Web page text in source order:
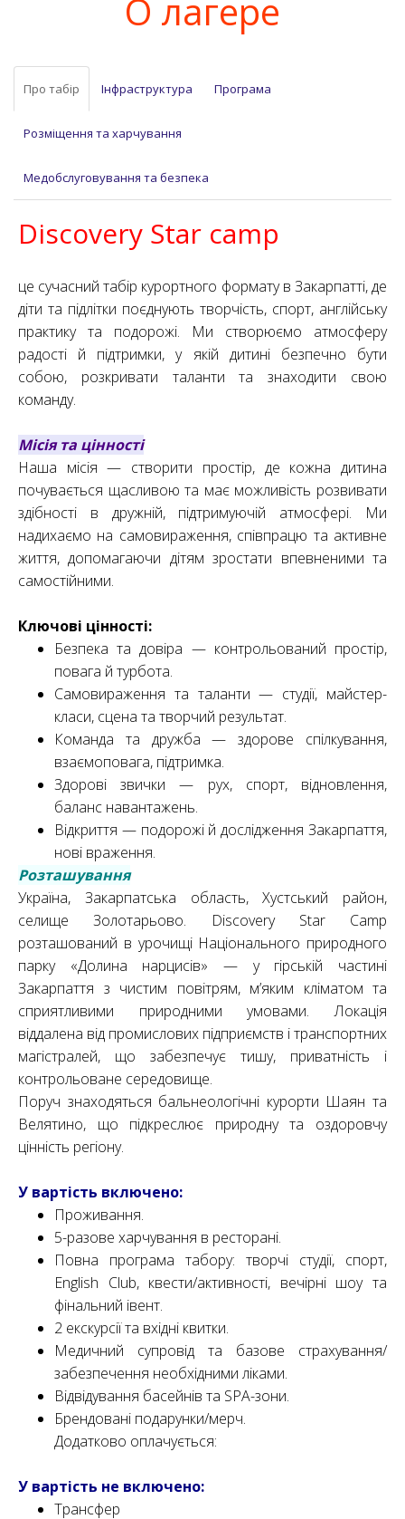
О лагере
Про табір Інфраструктура Програма
Розміщення та харчування
Медобслуговування та безпека
Discovery Star camp
це сучасний табір курортного формату в Закарпатті, де
діти та підлітки поєднують творчість, спорт, англійську
практику та подорожі. Ми створюємо атмосферу
радості й підтримки, у якій дитині безпечно бути
собою, розкривати таланти та знаходити свою
команду.
Місія та цінності
Наша місія — створити простір, де кожна дитина
почувається щасливою та має можливість розвивати
здібності в дружній, підтримуючій атмосфері. Ми
надихаємо на самовираження, співпрацю та активне
життя, допомагаючи дітям зростати впевненими та
самостійними.
Ключові цінності:
Безпека та довіра — контрольований простір,
повага й турбота.
Самовираження та таланти — студії, майстер-
класи, сцена та творчий результат.
Команда та дружба — здорове спілкування,
взаємоповага, підтримка.
Здорові звички — рух, спорт, відновлення,
баланс навантажень.
Відкриття — подорожі й дослідження Закарпаття,
нові враження.
Розташування
Україна, Закарпатська область, Хустський район,
селище Золотарьово. Discovery Star Camp
розташований в урочищі Національного природного
парку «Долина нарцисів» — у гірській частині
Закарпаття з чистим повітрям, м’яким кліматом та
сприятливими природними умовами. Локація
віддалена від промислових підприємств і транспортних
магістралей, що забезпечує тишу, приватність і
контрольоване середовище.
Поруч знаходяться бальнеологічні курорти Шаян та
Велятино, що підкреслює природну та оздоровчу
цінність регіону.
У вартість включено:
Проживання.
5-разове харчування в ресторані.
Повна програма табору: творчі студії, спорт,
English Club, квести/активності, вечірні шоу та
фінальний івент.
2 екскурсії та вхідні квитки.
Медичний супровід та базове страхування/
забезпечення необхідними ліками.
Відвідування басейнів та SPA-зони.
Брендовані подарунки/мерч.
Додатково оплачується:
У вартість не включено:
Трансфер